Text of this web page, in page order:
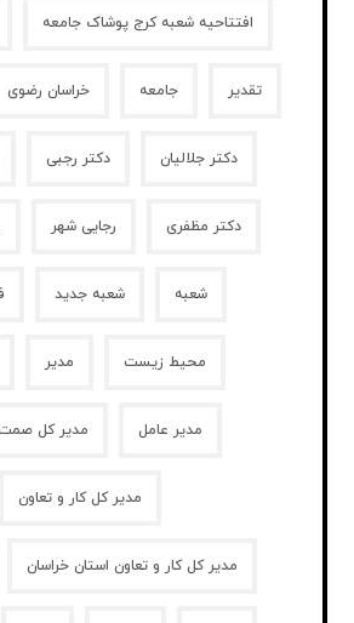
افتتاحیه شعبه کرج پوشاک جامعه
تقدیر جامعه خراسان رضوی
دکتر جلالیان دکتر رجبی
دکتر مظفری رجایی شهر
شعبه شعبه جدید
محیط زیست مدیر
مدیر عامل مدیر کل صمت
مدیر کل کار و تعاون
مدیر کل کار و تعاون استان خراسان